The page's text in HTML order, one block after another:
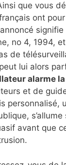
que vous
ont
signifie
no 4, 1994,
de
lui alors
alarme
et de
personnalisé,
avant que